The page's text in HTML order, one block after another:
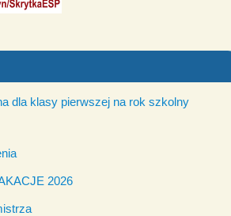
dla klasy pierwszej na rok szkolny
2026